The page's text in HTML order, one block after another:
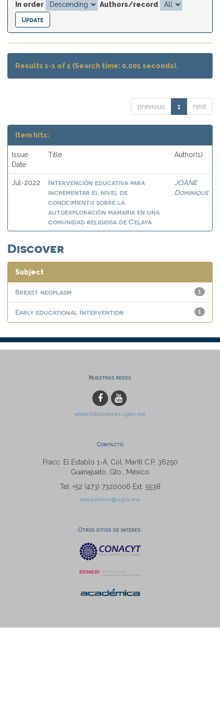
In order
Authors/record
Results 1-1 of 1 (Search time: 0.001 seconds).
previous 1 next
Item hits:
Issue
Date
Title Author(s)
Jul-2022
Intervención educativa para
incrementar el nivel de
conocimiento sobre la
autoexploración mamaria en una
comunidad religiosa de Celaya
JOANE
Dominique
Discover
Subject
1
Breast neoplasm
1
Early educational Intervention
Nuestras redes
www.bibliotecas.ugto.mx
Contacto
Fracc. El Establo 1-A, Col. Marfil C.P. 36250
Guanajuato, Gto., México
Tel: +52 (473) 7320006 Ext. 5538
repositorio@ugto.mx
Otros sitios de interés: